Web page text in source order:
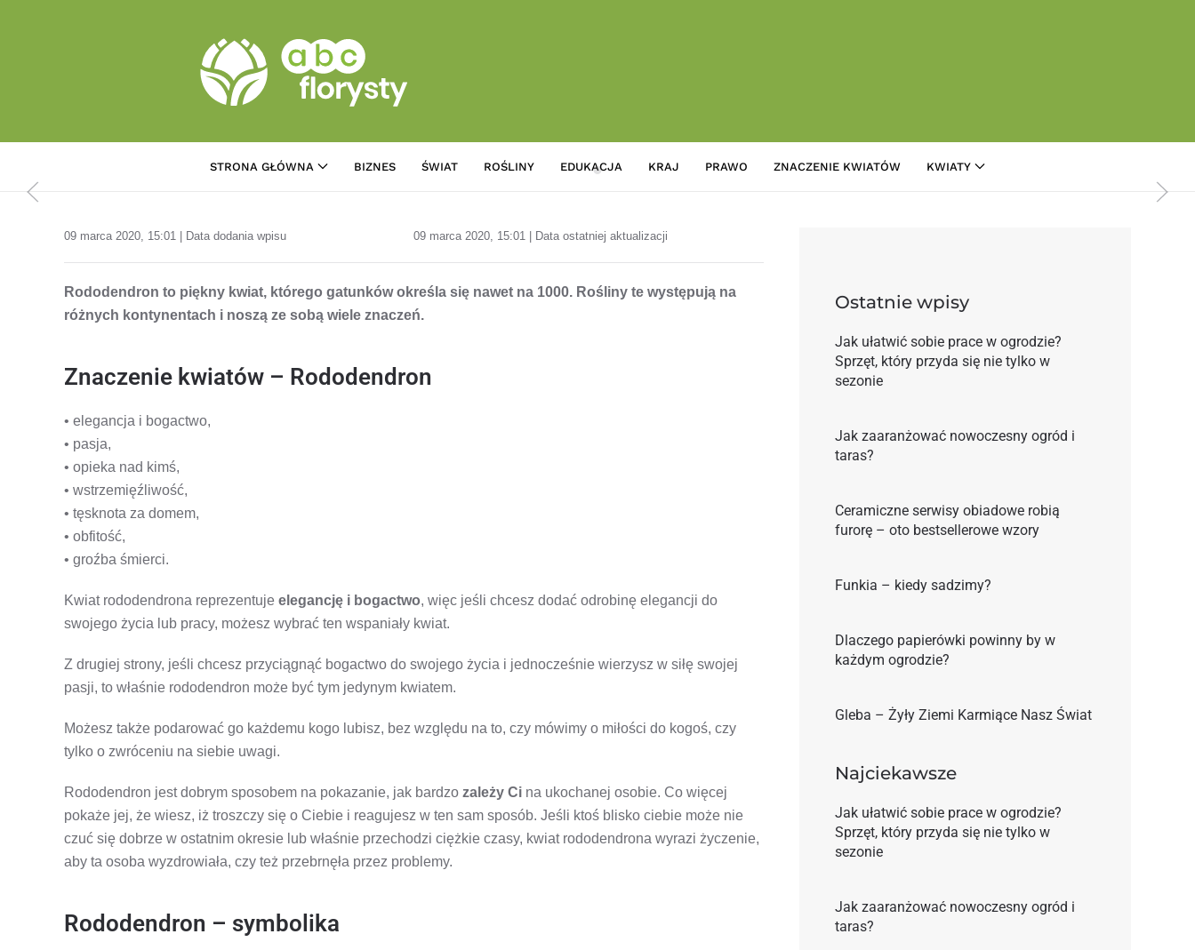
STRONA GŁÓWNA BIZNES ŚWIAT ROŚLINY EDUKACJA KRAJ PRAWO ZNACZENIE KWIATÓW KWIATY
09 marca 2020, 15:01 | Data dodania wpisu 09 marca 2020, 15:01 | Data ostatniej aktualizacji
Rododendron to piękny kwiat, którego gatunków określa się nawet na 1000. Rośliny te występują na
różnych kontynentach i noszą ze sobą wiele znaczeń.
Znaczenie kwiatów – Rododendron
• elegancja i bogactwo,
• pasja,
• opieka nad kimś,
• wstrzemięźliwość,
• tęsknota za domem,
• obfitość,
• groźba śmierci.
Kwiat rododendrona reprezentuje elegancję i bogactwo, więc jeśli chcesz dodać odrobinę elegancji do
swojego życia lub pracy, możesz wybrać ten wspaniały kwiat.
Z drugiej strony, jeśli chcesz przyciągnąć bogactwo do swojego życia i jednocześnie wierzysz w siłę swojej
pasji, to właśnie rododendron może być tym jedynym kwiatem.
Możesz także podarować go każdemu kogo lubisz, bez względu na to, czy mówimy o miłości do kogoś, czy
tylko o zwróceniu na siebie uwagi.
Rododendron jest dobrym sposobem na pokazanie, jak bardzo zależy Ci na ukochanej osobie. Co więcej
pokaże jej, że wiesz, iż troszczy się o Ciebie i reagujesz w ten sam sposób. Jeśli ktoś blisko ciebie może nie
czuć się dobrze w ostatnim okresie lub właśnie przechodzi ciężkie czasy, kwiat rododendrona wyrazi życzenie,
aby ta osoba wyzdrowiała, czy też przebrnęła przez problemy.
Rododendron – symbolika
Ostatnie wpisy
Jak ułatwić sobie prace w ogrodzie?
Sprzęt, który przyda się nie tylko w
sezonie
Jak zaaranżować nowoczesny ogród i
taras?
Ceramiczne serwisy obiadowe robią
furorę – oto bestsellerowe wzory
Funkia – kiedy sadzimy?
Dlaczego papierówki powinny by w
każdym ogrodzie?
Gleba – Żyły Ziemi Karmiące Nasz Świat
Najciekawsze
Jak ułatwić sobie prace w ogrodzie?
Sprzęt, który przyda się nie tylko w
sezonie
Jak zaaranżować nowoczesny ogród i
taras?